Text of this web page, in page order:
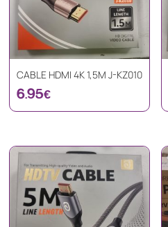
CABLE HDMI 4K 1,5M J-KZ010
6.95€